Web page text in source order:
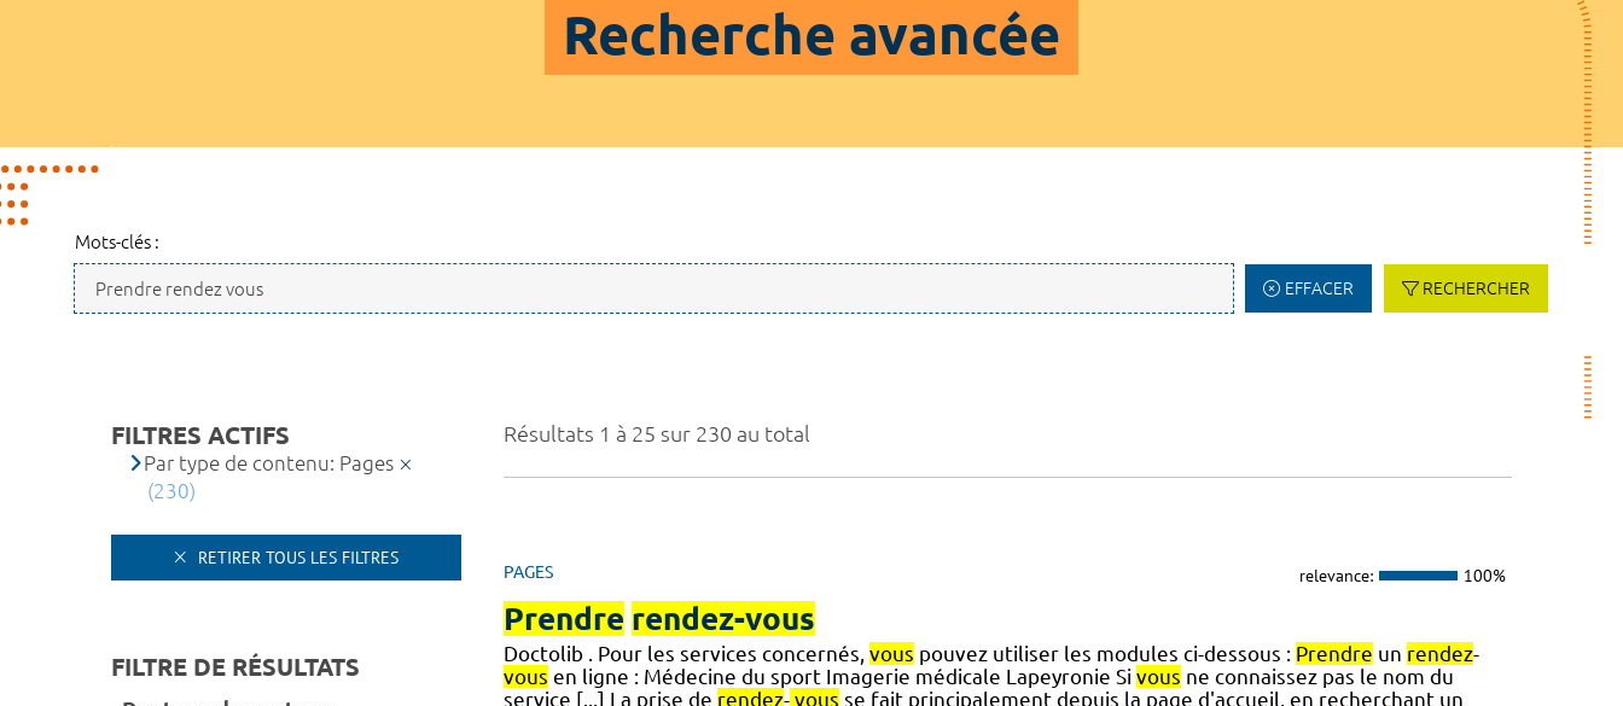
Recherche avancée
Mots-clés :
EFFACER RECHERCHER
Résultats 1 à 25 sur 230 au total
PAGES relevance: 100%
Prendre rendez-vous
Doctolib . Pour les services concernés, vous pouvez utiliser les modules ci-dessous : Prendre un rendez-
vous en ligne : Médecine du sport Imagerie médicale Lapeyronie Si vous ne connaissez pas le nom du
service [...] La prise de rendez- vous se fait principalement depuis la page d'accueil, en recherchant un
FILTRES ACTIFS
Par type de contenu: Pages
(230)
RETIRER TOUS LES FILTRES
FILTRE DE RÉSULTATS